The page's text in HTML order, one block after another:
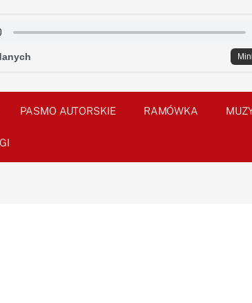
PASMO AUTORSKIE RAMÓWKA